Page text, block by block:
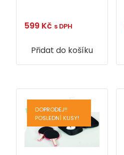
599 Kč s DPH
Přidat do košíku
DOPRODEJ!!
POSLEDNÍ KUSY!